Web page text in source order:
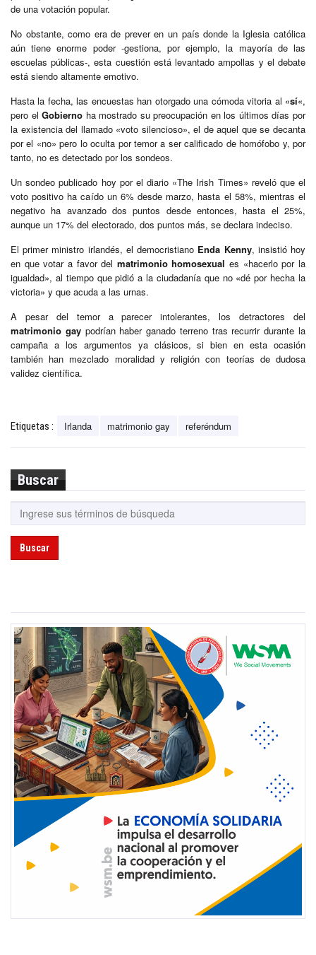
de una votación popular.
No obstante, como era de prever en un país donde la Iglesia católica
aún tiene enorme poder -gestiona, por ejemplo, la mayoría de las
escuelas públicas-, esta cuestión está levantado ampollas y el debate
está siendo altamente emotivo.
Hasta la fecha, las encuestas han otorgado una cómoda vitoria al «sí«,
pero elGobierno ha mostrado su preocupación en los últimos días por
la existencia del llamado «voto silencioso», el de aquel que se decanta
por el «no» pero lo oculta por temor a ser calificado de homófobo y, por
tanto, no es detectado por los sondeos.
Un sondeo publicado hoy por el diario «The Irish Times» reveló que el
voto positivo ha caído un 6% desde marzo, hasta el 58%, mientras el
negativo ha avanzado dos puntos desde entonces, hasta el 25%,
aunque un 17% del electorado, dos puntos más, se declara indeciso.
El primer ministro irlandés, el democristiano Enda Kenny, insistió hoy
en que votar a favor del matrimonio homosexual es «hacerlo por la
igualdad», al tiempo que pidió a la ciudadanía que no «dé por hecha la
victoria» y que acuda a las urnas.
A pesar del temor a parecer intolerantes, los detractores del
matrimonio gaypodrían haber ganado terreno tras recurrir durante la
campaña a los argumentos ya clásicos, si bien en esta ocasión
también han mezclado moralidad y religión con teorías de dudosa
validez científica.
Etiquetas : Irlanda matrimonio gay referéndum
Buscar
Buscar